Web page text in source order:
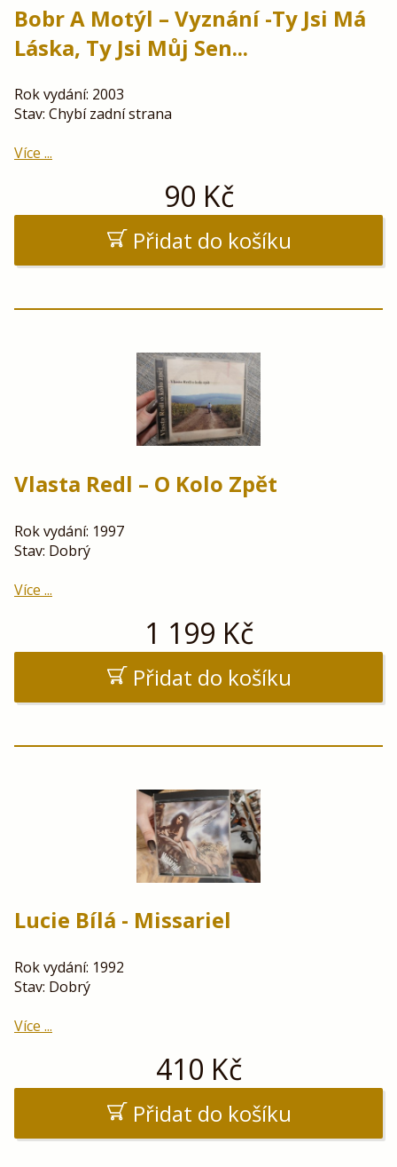
Bobr A Motýl – Vyznání -Ty Jsi Má
Láska, Ty Jsi Můj Sen...
Rok vydání: 2003
Stav: Chybí zadní strana
Více ...
90 Kč
Přidat do košíku
Vlasta Redl – O Kolo Zpět
Rok vydání: 1997
Stav: Dobrý
Více ...
1 199 Kč
Přidat do košíku
Lucie Bílá - Missariel
Rok vydání: 1992
Stav: Dobrý
Více ...
410 Kč
Přidat do košíku